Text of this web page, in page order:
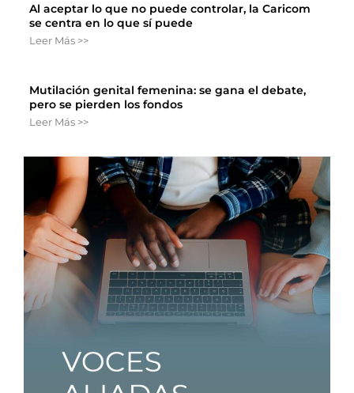
Al aceptar lo que no puede controlar, la Caricom
se centra en lo que sí puede
Leer Más >>
Mutilación genital femenina: se gana el debate,
pero se pierden los fondos
Leer Más >>